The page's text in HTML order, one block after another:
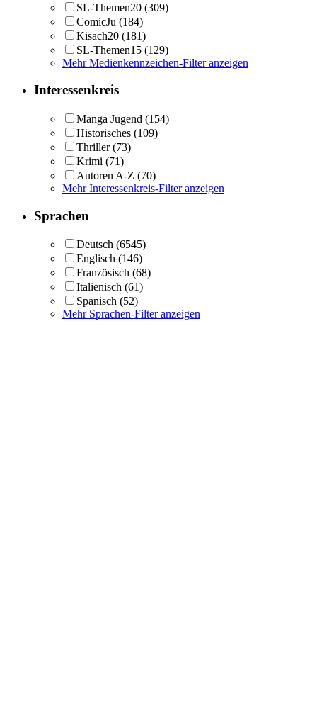
SL-Themen20 (309)
ComicJu (184)
Kisach20 (181)
SL-Themen15 (129)
Mehr Medienkennzeichen-Filter anzeigen
Interessenkreis
Manga Jugend (154)
Historisches (109)
Thriller (73)
Krimi (71)
Autoren A-Z (70)
Mehr Interessenkreis-Filter anzeigen
Sprachen
Deutsch (6545)
Englisch (146)
Französisch (68)
Italienisch (61)
Spanisch (52)
Mehr Sprachen-Filter anzeigen